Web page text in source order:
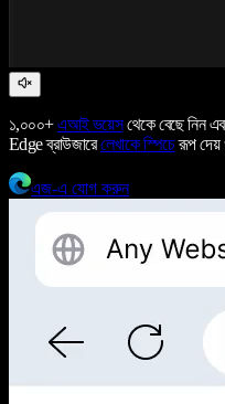
১,০০০+এআই ভয়েসথেকে বেছে নিন
Edge ব্রাউজারেলেখাকে স্পিচেরূপ দেয়
এজ-এ যোগ করুন